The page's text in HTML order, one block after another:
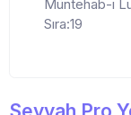
Müntehab-ı
Sıra:19